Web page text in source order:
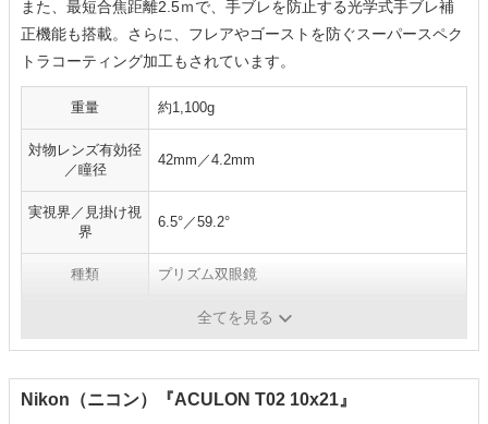
また、最短合焦距離2.5ｍで、手ブレを防止する光学式手ブレ補
正機能も搭載。さらに、フレアやゴーストを防ぐスーパースペク
トラコーティング加工もされています。
重量 約1,100g
対物レンズ有効径
／瞳径
42mm／4.2mm
実視界／見掛け視
界
6.5°／59.2°
種類 プリズム双眼鏡
全てを見る
Nikon（ニコン）『ACULON T02 10x21』